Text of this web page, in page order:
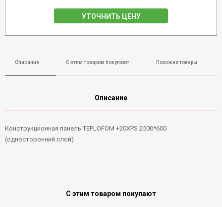
УТОЧНИТЬ ЦЕНУ
Описание С этим товаром покупают Похожие товары
Описание
Конструкционная панель TEPLOFOM +20ХPS 2500*600
(односторонний слой)
С этим товаром покупают